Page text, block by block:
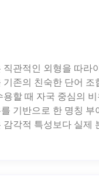
직관적인 외형을 따라
기존의 친숙한 단어
용할 때 자국 중심의
기반으로 한 명칭